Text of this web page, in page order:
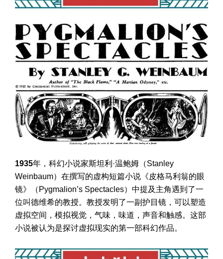
1935年，科幻小说家斯坦利·温鲍姆（Stanley
Weinbaum）在撰写的虚构短篇小说《皮格马利翁的眼
镜》（Pygmalion’s Spectacles）中提及主角遇到了一
位叫德维希的教授。教授发明了一副护目镜，可以塑造
虚拟空间，模拟视觉，气味，味道，声音和触感。这部
小说被认为是探讨虚拟现实的第一部科幻作品。